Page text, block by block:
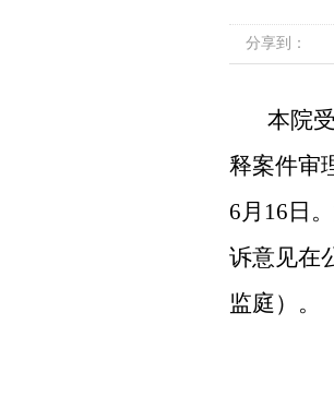
分享到：
本院受
释案件审
6月16日
诉意见在
监庭）。